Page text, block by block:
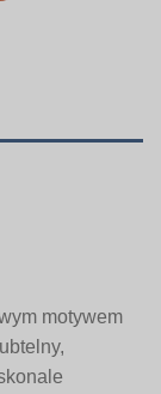
motywem